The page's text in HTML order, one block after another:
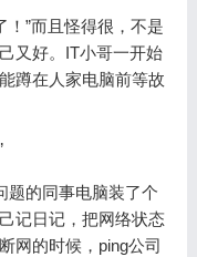
！”而且怪得很，不是
又好。IT小哥一开始
蹲在人家电脑前等故
题的同事电脑装了个
记日记，把网络状态
网的时候，ping公司